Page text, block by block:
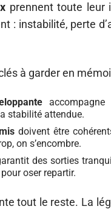
prennent toute leur
: instabilité, perte
à garder en
stabilité attendue.
doivent être
on s’encombre.
des sorties
oser repartir.
tout le reste. La